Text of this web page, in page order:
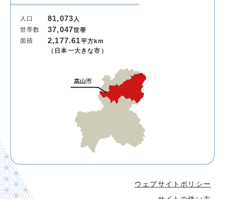
人口 81,073人
世帯数
37,047世帯
面積
2,177.61平方km
（日本一大きな市）
ウェブサイトポリシー